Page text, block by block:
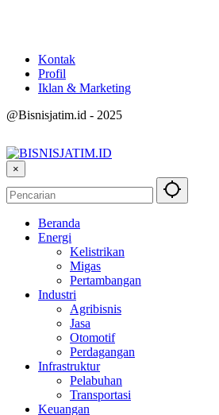
Kontak
Profil
Iklan & Marketing
@Bisnisjatim.id - 2025
×
Beranda
Energi
Kelistrikan
Migas
Pertambangan
Industri
Agribisnis
Jasa
Otomotif
Perdagangan
Infrastruktur
Pelabuhan
Transportasi
Keuangan